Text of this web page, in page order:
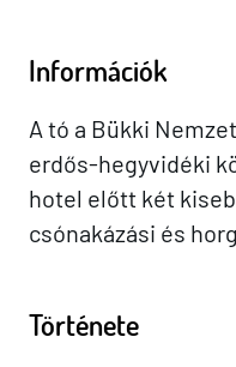
Információk
A tó a Bükki
erdős-hegyvidéki
hotel előtt két
csónakázási és
Története